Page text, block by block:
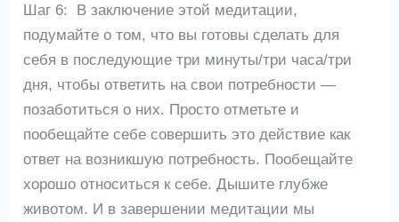
Шаг 6: В заключение этой медитации,
подумайте о том, что вы готовы сделать для
себя в последующие три минуты/три часа/три
дня, чтобы ответить на свои потребности —
позаботиться о них. Просто отметьте и
пообещайте себе совершить это действие как
ответ на возникшую потребность. Пообещайте
хорошо относиться к себе. Дышите глубже
животом. И в завершении медитации мы